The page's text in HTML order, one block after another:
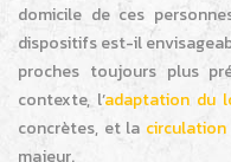
domicile de ces
dispositifs est-il
proches toujours plus
contexte, l’adaptation du
concrètes, et la
majeur.